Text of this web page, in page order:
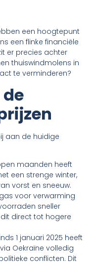
een hoogtepunt
een flinke financiële
er precies achter
thuiswindmolens in
te verminderen?
aan de huidige
maanden heeft
een strenge winter,
vorst en sneeuw.
voor verwarming
sneller
direct tot hogere
1 januari 2025 heeft
Oekraïne volledig
conflicten. Dit